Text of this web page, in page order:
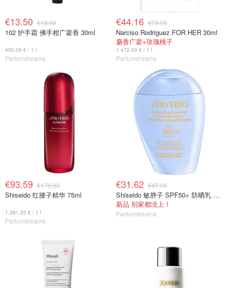
€13.50 €18.00
102 护手霜 佛手柑广藿香 30ml
450.00 € / 1 l
Parfumdreams
€44.16 €79.00
Narciso Rodriguez FOR HER 30ml
麝香广藿+玫瑰桃子
1.472,00 € / 1 l
Parfumdreams
€93.59 €176.00
Shiseido 红腰子精华 75ml
1,381.20 € / 1 l
Parfumdreams
€31.62 €47.00
Shiseido 敏胖子 SPF50+ 防晒乳 150ml
新品 别家都没上！
Parfumdreams